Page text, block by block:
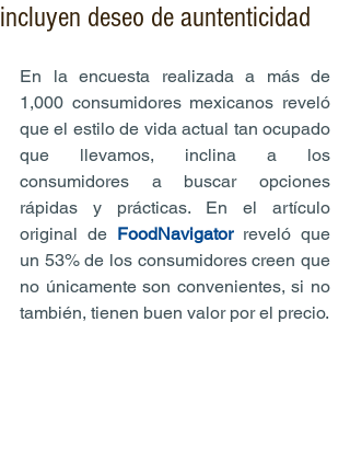
incluyen deseo de auntenticidad
En la encuesta realizada a más de
1,000 consumidores mexicanos reveló
que el estilo de vida actual tan ocupado
que llevamos, inclina a los
consumidores a buscar opciones
rápidas y prácticas. En el artículo
original de FoodNavigator reveló que
un 53% de los consumidores creen que
no únicamente son convenientes, si no
también, tienen buen valor por el precio.